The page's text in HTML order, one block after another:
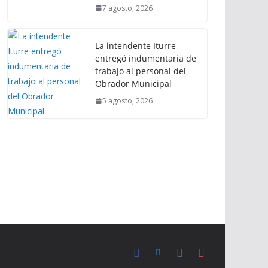
7 agosto, 2026
La intendente Iturre
entregó indumentaria de
trabajo al personal del
Obrador Municipal
5 agosto, 2026